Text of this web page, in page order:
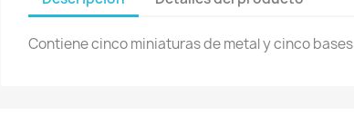
Contiene cinco miniaturas de metal y cinco bases